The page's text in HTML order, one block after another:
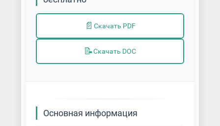
📄 Скачать PDF
📝Скачать DOC
Основная информация